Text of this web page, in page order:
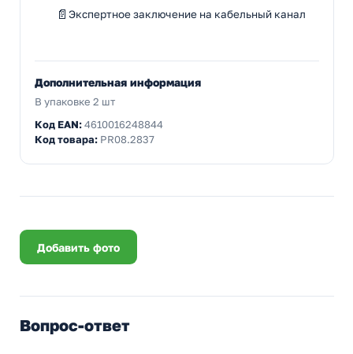
Экспертное заключение на кабельный канал
Дополнительная информация
В упаковке 2 шт
Код EAN:4610016248844
Код товара: PR08.2837
Добавить фото
Вопрос-ответ